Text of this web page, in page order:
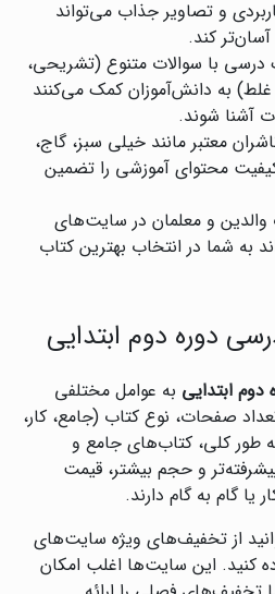
و تصاویر جذاب می‌تواند
آسان‌تر کند.
با سوالات متنوع (تشریحی،
به دانش‌آموزان کمک می‌کنند
آشنا شوند.
معتبر مانند خیلی سبز، گاج،
محتوای آموزشی را تضمین
والدین و معلمان در سایت‌های
به شما در انتخاب بهترین کتاب
دوره دوم ابتدایی
ابتدایی به عوامل مختلفی
صفحات، نوع کتاب (جامع، کار،
طور کلی، کتاب‌های جامع و
و حجم بیشتر، قیمت
یا گام به گام دارند.
از تخفیف‌های ویژه سایت‌های
کنید. این سایت‌ها اغلب امکان